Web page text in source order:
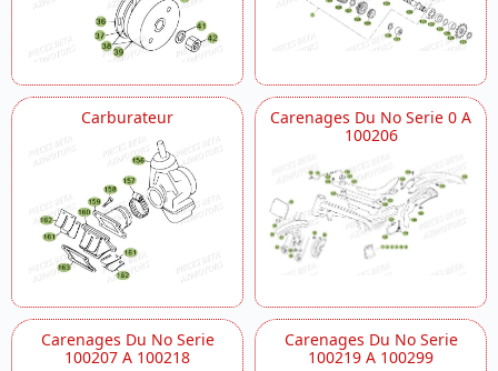
Echappement
Embrayage Du No Serie 100001 A 100206
Embrayage Du No Serie 100207 A 199999
Equipement Electrique
Filtre A Air
Fourche
Freins
Guidon
Kick Starter
Pompe A Eau
Roue Arriere
Roue Avant
Selecteur
Suspension Arriere
Vilebrequin
Carburateur
Carenages Du No Serie 0 A
100206
Carenages Du No Serie
100207 A 100218
Carenages Du No Serie
100219 A 100299